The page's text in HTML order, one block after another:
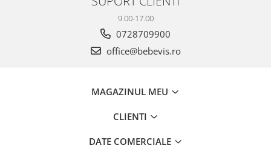
9.00-17.00
0728709900
office@bebevis.ro
MAGAZINUL MEU
CLIENTI
DATE COMERCIALE